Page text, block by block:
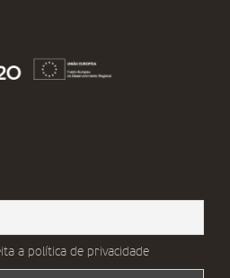
a política de privacidade